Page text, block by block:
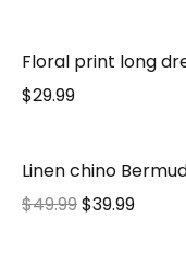
Floral print long
$29.99
Linen chino
$49.99$39.99